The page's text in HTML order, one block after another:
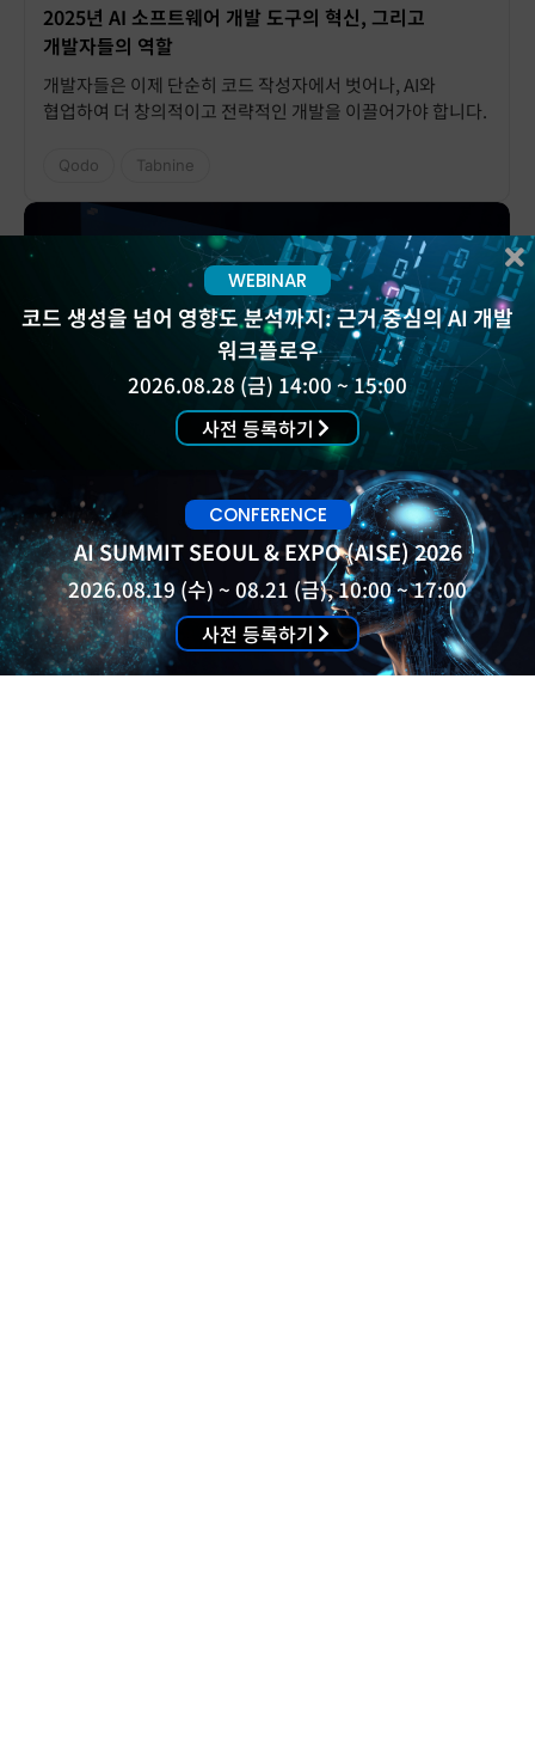
2025년 AI 소프트웨어 개발 도구의 혁신, 그리고
개발자들의 역할
개발자들은 이제 단순히 코드 작성자에서 벗어나, AI와
협업하여 더 창의적이고 전략적인 개발을 이끌어가야 합니다.
Qodo Tabnine
ChatGPT vs Tabnine, AI 코드 어시스턴트가 단순
LLM을 넘어서는 이유
ChatGPT와 Tabnine을 비교하며 AI 코딩 도구의 생산성,
보안, 자동 완성 기능을 분석합니다.
Work & Collaboration Tabnine
WEBINAR
코드 생성을 넘어 영향도 분석까지: 근거 중심의 AI 개발
워크플로우
2026.08.28 (금) 14:00 ~ 15:00
사전 등록하기
CONFERENCE
AI SUMMIT SEOUL & EXPO (AISE) 2026
2026.08.19 (수) ~ 08.21 (금), 10:00 ~ 17:00
사전 등록하기